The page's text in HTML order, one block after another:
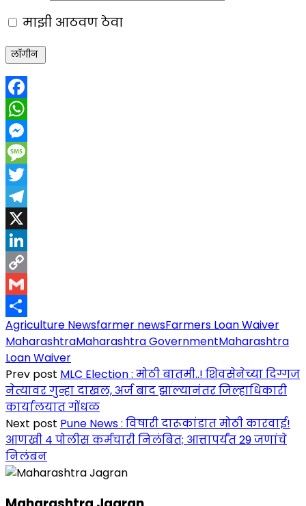
माझी आठवण ठेवा
Facebook
WhatsApp
Messenger
Message
Twitter
Telegram
X
LinkedIn
Copy
Link
Gmail
Share
Agriculture Newsfarmer newsFarmers Loan Waiver
MaharashtraMaharashtra GovernmentMaharashtra
Loan Waiver
Prev post MLC Election : मोठी बातमी..! शिवसेनेच्या दिग्गज
नेत्यावर गुन्हा दाखल, अर्ज बाद झाल्यानंतर जिल्हाधिकारी
कार्यालयात गोंधळ
Next post Pune News : विषारी दारूकांडात मोठी कारवाई!
आणखी 4 पोलीस कर्मचारी निलंबित; आत्तापर्यंत 29 जणांचे
निलंबन